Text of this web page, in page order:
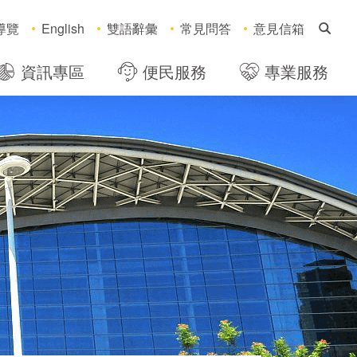
覽 English 雙語辭彙 常見問答 意見信箱
資訊專區 便民服務 專業服務
社群分享工具列